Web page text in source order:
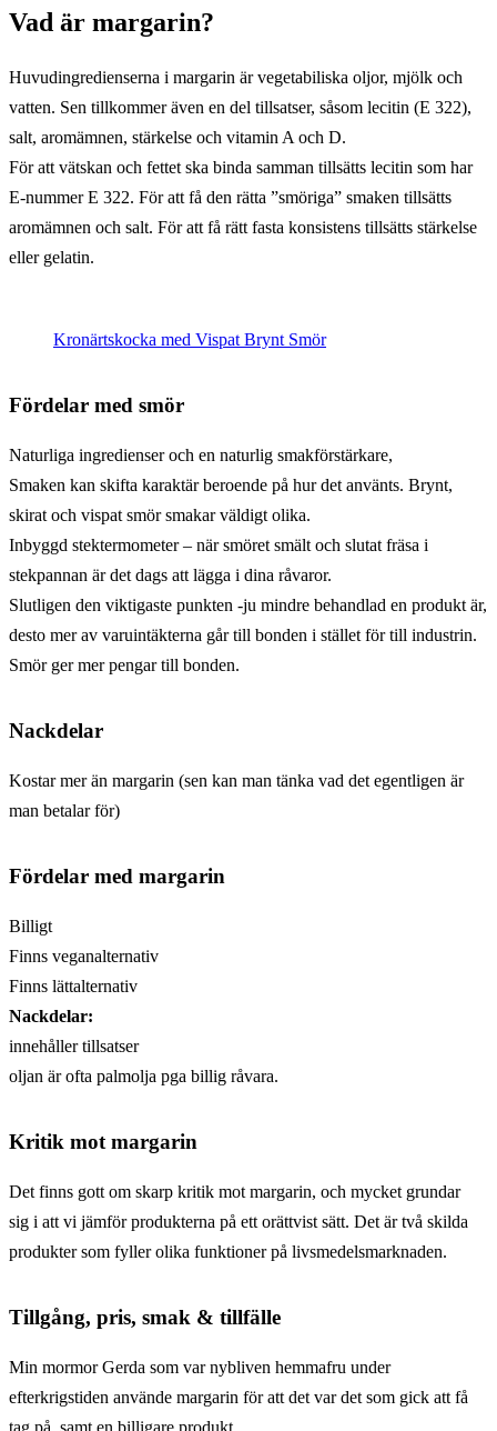
Vad är margarin?
Huvudingredienserna i margarin är vegetabiliska oljor, mjölk och
vatten. Sen tillkommer även en del tillsatser, såsom lecitin (E 322),
salt, aromämnen, stärkelse och vitamin A och D.
För att vätskan och fettet ska binda samman tillsätts lecitin som har
E-nummer E 322. För att få den rätta ”smöriga” smaken tillsätts
aromämnen och salt. För att få rätt fasta konsistens tillsätts stärkelse
eller gelatin.
Kronärtskocka med Vispat Brynt Smör
Fördelar med smör
Naturliga ingredienser och en naturlig smakförstärkare,
Smaken kan skifta karaktär beroende på hur det använts. Brynt,
skirat och vispat smör smakar väldigt olika.
Inbyggd stektermometer – när smöret smält och slutat fräsa i
stekpannan är det dags att lägga i dina råvaror.
Slutligen den viktigaste punkten -ju mindre behandlad en produkt är,
desto mer av varuintäkterna går till bonden i stället för till industrin.
Smör ger mer pengar till bonden.
Nackdelar
Kostar mer än margarin (sen kan man tänka vad det egentligen är
man betalar för)
Fördelar med margarin
Billigt
Finns veganalternativ
Finns lättalternativ
Nackdelar:
innehåller tillsatser
oljan är ofta palmolja pga billig råvara.
Kritik mot margarin
Det finns gott om skarp kritik mot margarin, och mycket grundar
sig i att vi jämför produkterna på ett orättvist sätt. Det är två skilda
produkter som fyller olika funktioner på livsmedelsmarknaden.
Tillgång, pris, smak & tillfälle
Min mormor Gerda som var nybliven hemmafru under
efterkrigstiden använde margarin för att det var det som gick att få
tag på, samt en billigare produkt.